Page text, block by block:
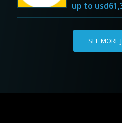
up to
SEE MORE